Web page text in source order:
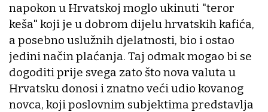
napokon u Hrvatskoj moglo ukinuti "teror
keša" koji je u dobrom dijelu hrvatskih kafića,
a posebno uslužnih djelatnosti, bio i ostao
jedini način plaćanja. Taj odmak mogao bi se
dogoditi prije svega zato što nova valuta u
Hrvatsku donosi i znatno veći udio kovanog
novca, koji poslovnim subjektima predstavlja